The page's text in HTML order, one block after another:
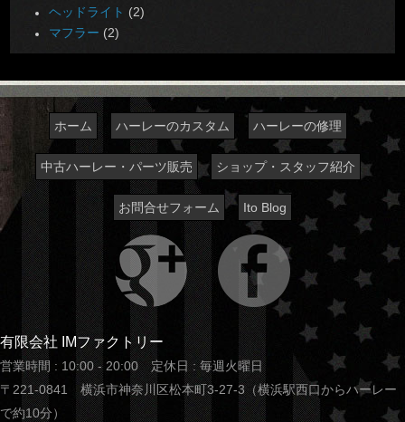
ヘッドライト (2)
マフラー (2)
ホーム ハーレーのカスタム ハーレーの修理
中古ハーレー・パーツ販売 ショップ・スタッフ紹介
お問合せフォーム Ito Blog
有限会社 IMファクトリー
営業時間 : 10:00 - 20:00 定休日 : 毎週火曜日
〒221-0841 横浜市神奈川区松本町3-27-3（横浜駅西口からハーレー
で約10分）